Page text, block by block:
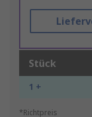
Stück
1 +
*Richtpreis